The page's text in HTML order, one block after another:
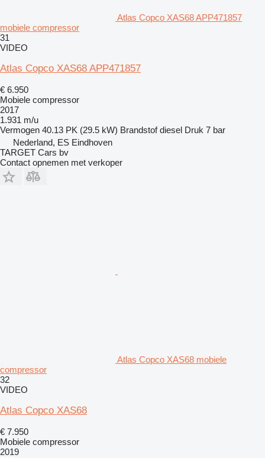
Atlas Copco XAS68 APP471857
mobiele compressor
31
VIDEO
Atlas Copco XAS68 APP471857
€ 6.950
Mobiele compressor
2017
1.931 m/u
Vermogen 40.13 PK (29.5 kW) Brandstof diesel Druk 7 bar
Nederland, ES Eindhoven
TARGET Cars bv
Contact opnemen met verkoper
Atlas Copco XAS68 mobiele
compressor
32
VIDEO
Atlas Copco XAS68
€ 7.950
Mobiele compressor
2019